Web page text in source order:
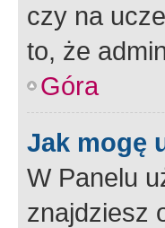
czy na
to, że
Góra
Jak mogę
W Panelu
znajdziesz